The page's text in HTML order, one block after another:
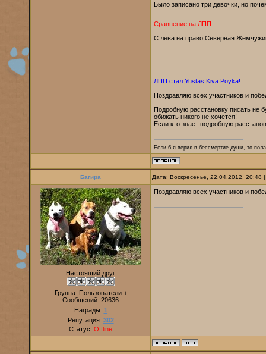
Было записано три девочки, но
Сравнение на ЛПП
С лева на право Северная
ЛПП стал Yustas Kiva Poyka!
Поздравляю всех участников и
Подробную расстановку писать не
обижать никого не хочется!
Если кто знает подробную
Если б я верил в бессмертие души, то
Багира Дата: Воскресенье, 22.04.2012,
Настоящий друг
Группа: Пользователи +
Сообщений: 20636
Награды: 1
Репутация: 302
Статус: Offline
Поздравляю всех участников и